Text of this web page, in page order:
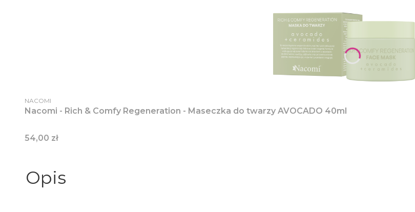
PRODUCENT
NACOMI
Nacomi - Rich & Comfy Regeneration - Maseczka do twarzy AVOCADO 40ml
Cena
54,00 zł
Opis